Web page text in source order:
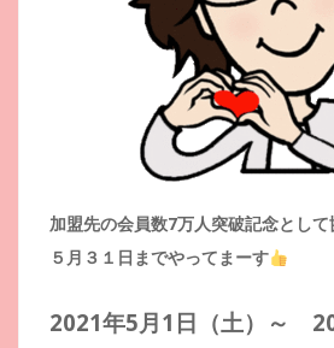
加盟先の会員数7万人突破記念とし
５月３１日までやってまーす
2021年5月1日（土）～